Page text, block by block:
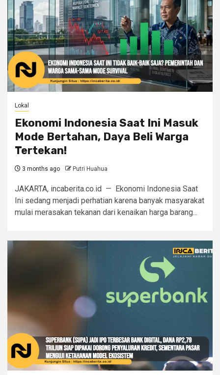
Lokal
Ekonomi Indonesia Saat Ini Masuk
Mode Bertahan, Daya Beli Warga
Tertekan!
3 months ago Putri Huahua
JAKARTA, incaberita.co.id — Ekonomi Indonesia Saat
Ini sedang menjadi perhatian karena banyak masyarakat
mulai merasakan tekanan dari kenaikan harga barang...